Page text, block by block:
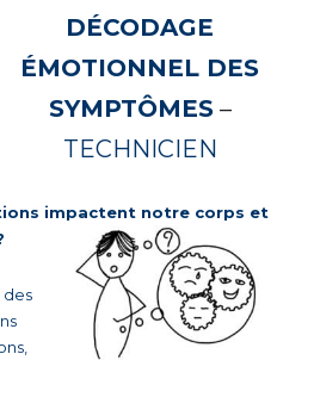
DÉCODAGE
ÉMOTIONNEL DES
SYMPTÔMES–
TECHNICIEN
impactent notre corps et
des